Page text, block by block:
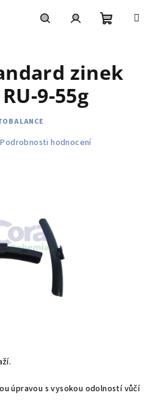
košík
úpravou s vysokou odolností vůčí
zinek
9-55g
Podrobnosti hodnocení